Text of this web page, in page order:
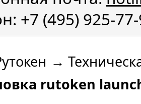
+7 (495) 925-
→
rutoken